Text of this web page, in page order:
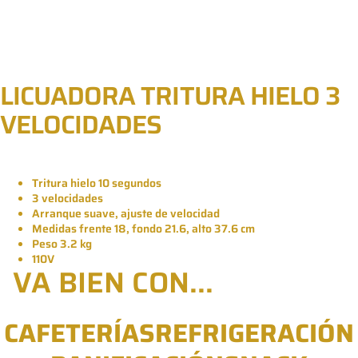
LICUADORA TRITURA HIELO 3
VELOCIDADES
Tritura hielo 10 segundos
3 velocidades
Arranque suave, ajuste de velocidad
Medidas frente 18, fondo 21.6, alto 37.6 cm
Peso 3.2 kg
110V
VA BIEN CON...
CAFETERÍASREFRIGERACIÓN